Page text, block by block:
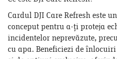
Cardul DJI Care Refresh este
conceput pentru a-ți proteja
incidentelor neprevăzute,
cu apa. Beneficiezi de